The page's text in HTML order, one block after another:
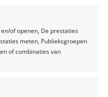
of openen, De prestaties
meten, Publieksgroepen
of combinaties van
het spanner-
op hun plaats
betrouwbare
voer.
spanning,
de randen!